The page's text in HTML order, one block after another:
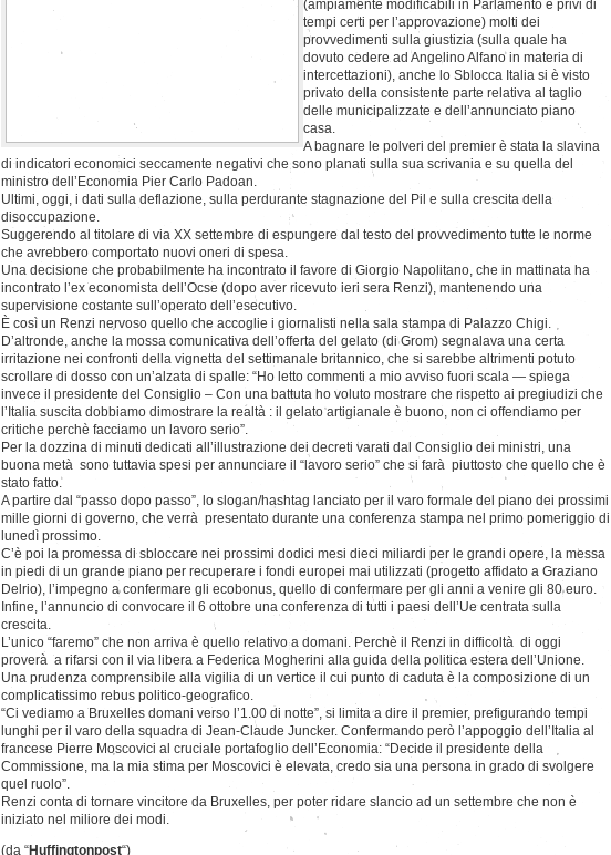
(ampiamente modificabili in Parlamento e privi di
tempi certi per l’approvazione) molti dei
provvedimenti sulla giustizia (sulla quale ha
dovuto cedere ad Angelino Alfano in materia di
intercettazioni), anche lo Sblocca Italia si è visto
privato della consistente parte relativa al taglio
delle municipalizzate e dell’annunciato piano
casa.
A bagnare le polveri del premier è stata la slavina
di indicatori economici seccamente negativi che sono planati sulla sua scrivania e su quella del
ministro dell’Economia Pier Carlo Padoan.
Ultimi, oggi, i dati sulla deflazione, sulla perdurante stagnazione del Pil e sulla crescita della
disoccupazione.
Suggerendo al titolare di via XX settembre di espungere dal testo del provvedimento tutte le norme
che avrebbero comportato nuovi oneri di spesa.
Una decisione che probabilmente ha incontrato il favore di Giorgio Napolitano, che in mattinata ha
incontrato l’ex economista dell’Ocse (dopo aver ricevuto ieri sera Renzi), mantenendo una
supervisione costante sull’operato dell’esecutivo.
È così un Renzi nervoso quello che accoglie i giornalisti nella sala stampa di Palazzo Chigi.
D’altronde, anche la mossa comunicativa dell’offerta del gelato (di Grom) segnalava una certa
irritazione nei confronti della vignetta del settimanale britannico, che si sarebbe altrimenti potuto
scrollare di dosso con un’alzata di spalle: “Ho letto commenti a mio avviso fuori scala — spiega
invece il presidente del Consiglio – Con una battuta ho voluto mostrare che rispetto ai pregiudizi che
l’Italia suscita dobbiamo dimostrare la realtà : il gelato artigianale è buono, non ci offendiamo per
critiche perchè facciamo un lavoro serio”.
Per la dozzina di minuti dedicati all’illustrazione dei decreti varati dal Consiglio dei ministri, una
buona metà sono tuttavia spesi per annunciare il “lavoro serio” che si farà piuttosto che quello che è
stato fatto.
A partire dal “passo dopo passo”, lo slogan/hashtag lanciato per il varo formale del piano dei prossimi
mille giorni di governo, che verrà presentato durante una conferenza stampa nel primo pomeriggio di
lunedì prossimo.
C’è poi la promessa di sbloccare nei prossimi dodici mesi dieci miliardi per le grandi opere, la messa
in piedi di un grande piano per recuperare i fondi europei mai utilizzati (progetto affidato a Graziano
Delrio), l’impegno a confermare gli ecobonus, quello di confermare per gli anni a venire gli 80 euro.
Infine, l’annuncio di convocare il 6 ottobre una conferenza di tutti i paesi dell’Ue centrata sulla
crescita.
L’unico “faremo” che non arriva è quello relativo a domani. Perchè il Renzi in difficoltà di oggi
proverà a rifarsi con il via libera a Federica Mogherini alla guida della politica estera dell’Unione.
Una prudenza comprensibile alla vigilia di un vertice il cui punto di caduta è la composizione di un
complicatissimo rebus politico-geografico.
“Ci vediamo a Bruxelles domani verso l’1.00 di notte”, si limita a dire il premier, prefigurando tempi
lunghi per il varo della squadra di Jean-Claude Juncker. Confermando però l’appoggio dell’Italia al
francese Pierre Moscovici al cruciale portafoglio dell’Economia: “Decide il presidente della
Commissione, ma la mia stima per Moscovici è elevata, credo sia una persona in grado di svolgere
quel ruolo”.
Renzi conta di tornare vincitore da Bruxelles, per poter ridare slancio ad un settembre che non è
iniziato nel miliore dei modi.
(da “Huffingtonpost“)